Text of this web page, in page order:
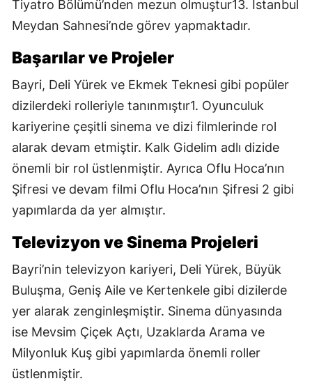
Tiyatro Bölümü’nden mezun olmuştur13. İstanbul
Meydan Sahnesi’nde görev yapmaktadır.
Başarılar ve Projeler
Bayri, Deli Yürek ve Ekmek Teknesi gibi popüler
dizilerdeki rolleriyle tanınmıştır1. Oyunculuk
kariyerine çeşitli sinema ve dizi filmlerinde rol
alarak devam etmiştir. Kalk Gidelim adlı dizide
önemli bir rol üstlenmiştir. Ayrıca Oflu Hoca’nın
Şifresi ve devam filmi Oflu Hoca’nın Şifresi 2 gibi
yapımlarda da yer almıştır.
Televizyon ve Sinema Projeleri
Bayri’nin televizyon kariyeri, Deli Yürek, Büyük
Buluşma, Geniş Aile ve Kertenkele gibi dizilerde
yer alarak zenginleşmiştir. Sinema dünyasında
ise Mevsim Çiçek Açtı, Uzaklarda Arama ve
Milyonluk Kuş gibi yapımlarda önemli roller
üstlenmiştir.